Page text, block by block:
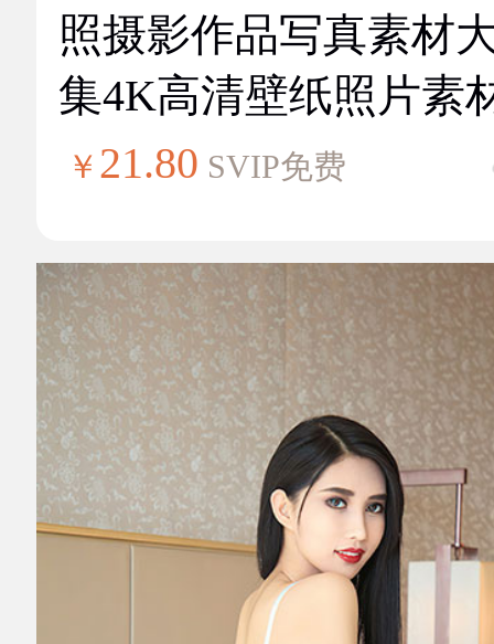
照摄影作品写真素材
集4K高清壁纸照片素
￥ 21.80 SVIP免费